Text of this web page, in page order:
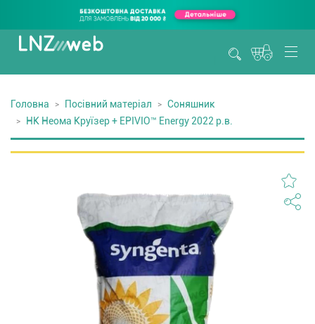
Головна Посівний матеріал
Соняшник
НК Неома Круїзер + EPIVIO™ Energy 2022 р.в.